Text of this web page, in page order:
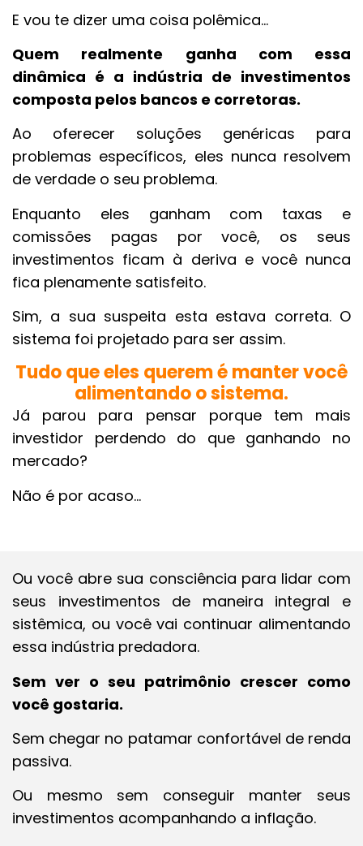
E vou te dizer uma coisa polêmica…
Quem realmente ganha com essa
dinâmica é a indústria de investimentos
composta pelos bancos e corretoras.
Ao oferecer soluções genéricas para
problemas específicos, eles nunca resolvem
de verdade o seu problema.
Enquanto eles ganham com taxas e
comissões pagas por você, os seus
investimentos ficam à deriva e você nunca
fica plenamente satisfeito.
Sim, a sua suspeita esta estava correta. O
sistema foi projetado para ser assim.
Tudo que eles querem é manter você
alimentando o sistema.
Já parou para pensar porque tem mais
investidor perdendo do que ganhando no
mercado?
Não é por acaso…
Ou você abre sua consciência para lidar com
seus investimentos de maneira integral e
sistêmica, ou você vai continuar alimentando
essa indústria predadora.
Sem ver o seu patrimônio crescer como
você gostaria.
Sem chegar no patamar confortável de renda
passiva.
Ou mesmo sem conseguir manter seus
investimentos acompanhando a inflação.